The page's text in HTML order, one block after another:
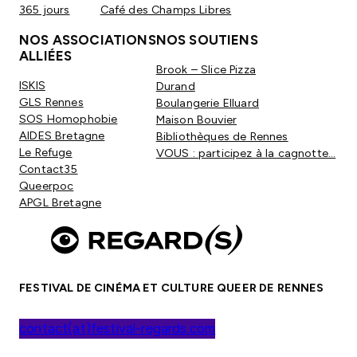
365 jours
Café des Champs Libres
NOS ASSOCIATIONS
ALLIÉES
ISKIS
GLS Rennes
SOS Homophobie
AIDES Bretagne
Le Refuge
Contact35
Queerpoc
APGL Bretagne
NOS SOUTIENS
Brook – Slice Pizza
Durand
Boulangerie Elluard
Maison Bouvier
Bibliothèques de Rennes
VOUS : participez à la cagnotte…
FESTIVAL DE CINÉMA ET CULTURE QUEER DE RENNES
contact(at)festival-regards.com